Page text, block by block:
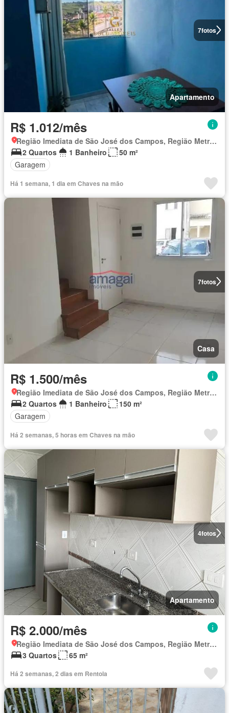
7fotos
Apartamento
R$ 1.012/mês
Região Imediata de São José dos Campos, Região Metropolitana do Vale do Paraíba e Litoral Norte
2 Quartos
1 Banheiro
50 m²
Garagem
Há 1 semana, 1 dia em Chaves na mão
7fotos
Casa
R$ 1.500/mês
Região Imediata de São José dos Campos, Região Metropolitana do Vale do Paraíba e Litoral Norte
2 Quartos
1 Banheiro
150 m²
Garagem
Há 2 semanas, 5 horas em Chaves na mão
4fotos
Apartamento
R$ 2.000/mês
Região Imediata de São José dos Campos, Região Metropolitana do Vale do Paraíba e Litoral Norte
3 Quartos
65 m²
Há 2 semanas, 2 dias em Rentola